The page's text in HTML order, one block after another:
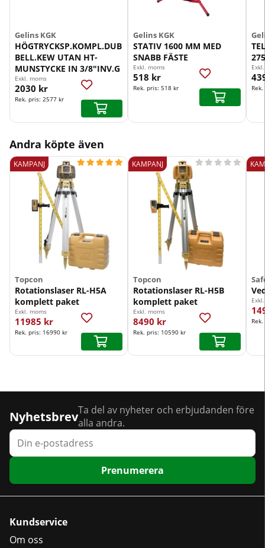
Gelins KGK
HÖGTRYCKSP.KOMPL.DUB
BELL.KEW UTAN HT-
MUNSTYCKE IN 3/8"INV.G
Exkl. moms
2030 kr
Rek. pris: 2577 kr
Gelins KGK
STATIV 1600 MM MED
SNABB FÄSTE
Exkl. moms
518 kr
Rek. pris: 518 kr
Andra köpte även
KAMPANJ
Topcon
Rotationslaser RL-H5A
komplett paket
    
Exkl. moms
11985 kr
Rek. pris: 16990 kr
KAMPANJ
Topcon
Rotationslaser RL-H5B
komplett paket
    
Exkl. moms
8490 kr
Rek. pris: 10590 kr
NyhetsbrevTa del av nyheter och erbjudanden före
alla andra.
Prenumerera
Kundservice
Om oss